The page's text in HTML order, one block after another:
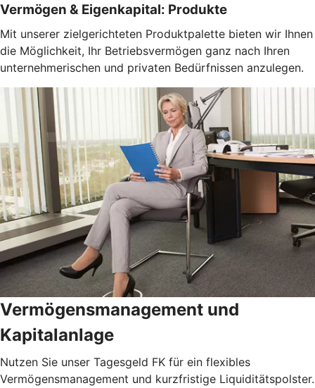
Vermögen & Eigenkapital: Produkte
Mit unserer zielgerichteten Produktpalette bieten wir Ihnen
die Möglichkeit, Ihr Betriebsvermögen ganz nach Ihren
unternehmerischen und privaten Bedürfnissen anzulegen.
Vermögensmanagement und
Kapitalanlage
Nutzen Sie unser Tagesgeld FK für ein flexibles
Vermögensmanagement und kurzfristige Liquiditätspolster.